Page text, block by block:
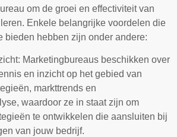
om de groei en effectiviteit van
Enkele belangrijke voordelen die
bieden hebben zijn onder andere:
Marketingbureaus beschikken over
en inzicht op het gebied van
markttrends en
waardoor ze in staat zijn om
te ontwikkelen die aansluiten bij
van jouw bedrijf.